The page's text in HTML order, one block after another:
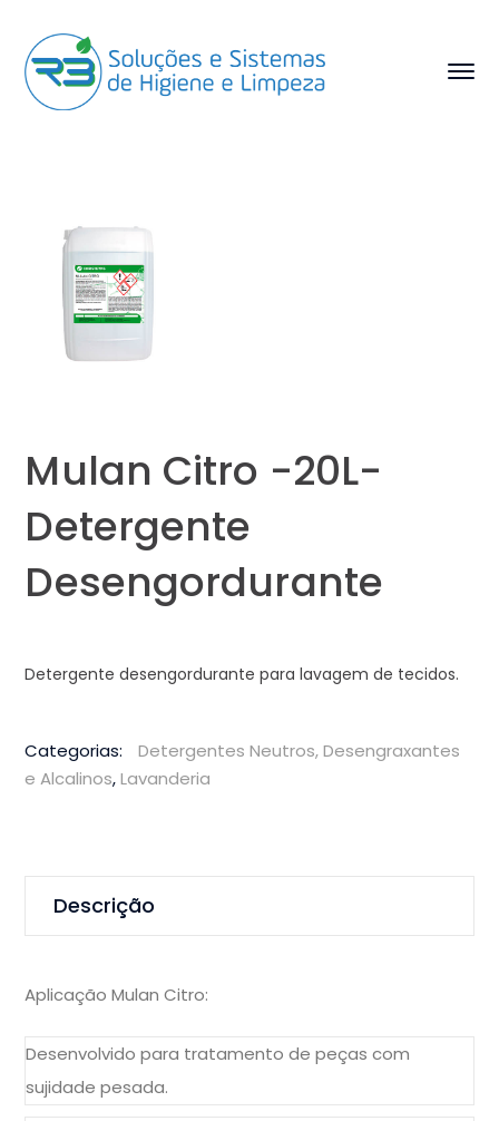
Mulan Citro -20L-
Detergente
Desengordurante
Detergente desengordurante para lavagem de tecidos.
Categorias:
Detergentes Neutros, Desengraxantes
e Alcalinos,Lavanderia
Descrição
Aplicação Mulan Citro:
Desenvolvido para tratamento de peças com
sujidade pesada.